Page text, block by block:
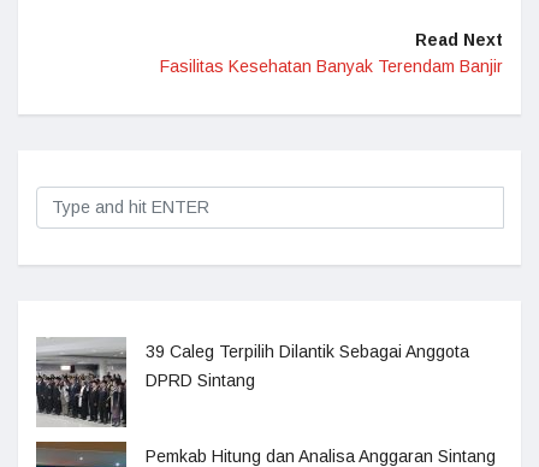
Read Next
Fasilitas Kesehatan Banyak Terendam Banjir
39 Caleg Terpilih Dilantik Sebagai Anggota
DPRD Sintang
Pemkab Hitung dan Analisa Anggaran Sintang